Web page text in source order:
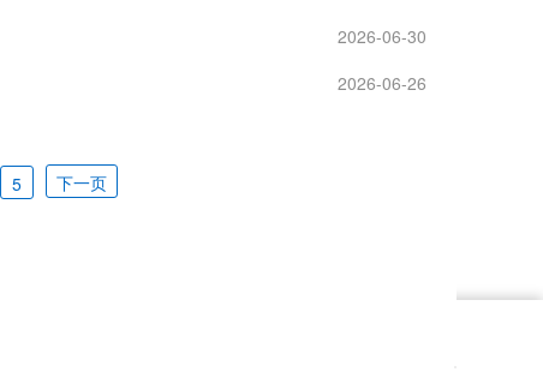
2026-06-30
2026-06-26
5 下一页